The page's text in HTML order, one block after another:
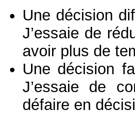
Une décision
J’essaie de
avoir plus de
Une décision
J’essaie de
défaire en